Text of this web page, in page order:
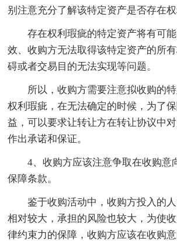
别注意充分了解该特定资产是否存在权
存在权利瑕疵的特定资产将有可
效、收购方无法取得该特定资产的所
碍或者交易目的无法实现等问题。
所以，收购方需要注意拟收购的
权利瑕疵，在无法确定的时候，为了
益，可以要求让转让方在转让协议中
作出承诺和保证。
4、收购方应该注意争取在收购意
保障条款。
鉴于收购活动中，收购方投入的
相对较大，承担的风险也较大，为使
律约束力的保障，收购方应该在收购